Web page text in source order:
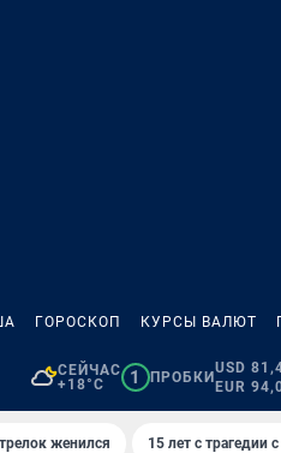
ГОРОСКОП КУРСЫ ВАЛЮТ
СЕЙЧАС
+18°C
1 ПРОБКИ
USD
EUR
женился 15 лет с трагедии